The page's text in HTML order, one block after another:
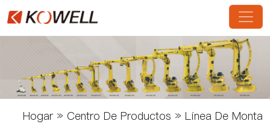
Hogar» Centro De Productos » Línea De Monta